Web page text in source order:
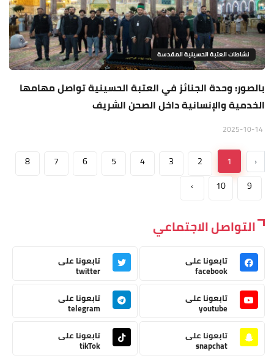
نشاطات العتبة الحسينية المقدسة
بالصور: وحدة الجنائز في العتبة الحسينية تواصل مهامها
الخدمية والإنسانية داخل الصحن الشريف
‹
1
2
3
4
5
6
7
8
9
10
›
التواصل الاجتماعي
تابعونا على
facebook
تابعونا على
twitter
تابعونا على
youtube
تابعونا على
telegram
تابعونا على
snapchat
تابعونا على
tikTok